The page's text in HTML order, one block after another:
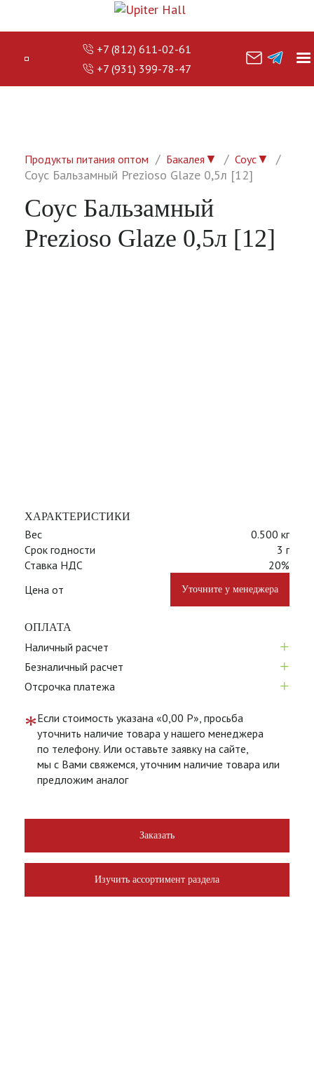
+7 (812) 611-02-61
+7 (931) 399-78-47
Продукты питания оптом Бакалея ▼ Соус▼
Соус Бальзамный Prezioso Glaze 0,5л [12]
Соус Бальзамный
Prezioso Glaze 0,5л [12]
ХАРАКТЕРИСТИКИ
Вес
0.500 кг
Срок годности
3 г
Ставка НДС
20%
Цена от
Уточните у менеджера
ОПЛАТА
Наличный расчет +
Безналичный расчет +
Отсрочка платежа +
*Если стоимость указана «0,00 Р», просьба
уточнить наличие товара у нашего менеджера
по телефону. Или оставьте заявку на сайте,
мы с Вами свяжемся, уточним наличие товара или
предложим аналог
Заказать
Изучить ассортимент раздела